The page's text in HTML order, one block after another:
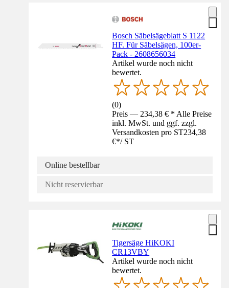
Bosch Säbelsägeblatt S 1122
HF. Für Säbelsägen, 100er-
Pack - 2608656034
Artikel wurde noch nicht
bewertet.
(0)
Preis — 234,38 € * Alle Preise
inkl. MwSt. und ggf. zzgl.
Versandkosten pro ST234,38
€*/ ST
Online bestellbar
Nicht reservierbar
Tigersäge HiKOKI
CR13VBY
Artikel wurde noch nicht
bewertet.